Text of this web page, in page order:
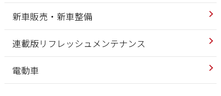
新車販売・新車整備
連載版リフレッシュメンテナンス
電動車